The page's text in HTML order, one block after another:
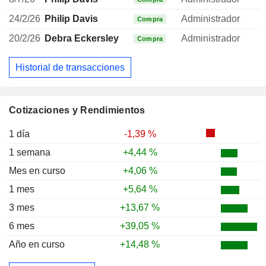
Cotizaciones y Rendimientos
1 día
-1,39 %
1 semana
+4,44 %
Mes en curso
+4,06 %
1 mes
+5,64 %
3 mes
+13,67 %
6 mes
+39,05 %
Año en curso
+14,48 %
24/2/26 Philip Davis Compra Administrador
20/2/26 Debra Eckersley Compra Administrador
Historial de transacciones